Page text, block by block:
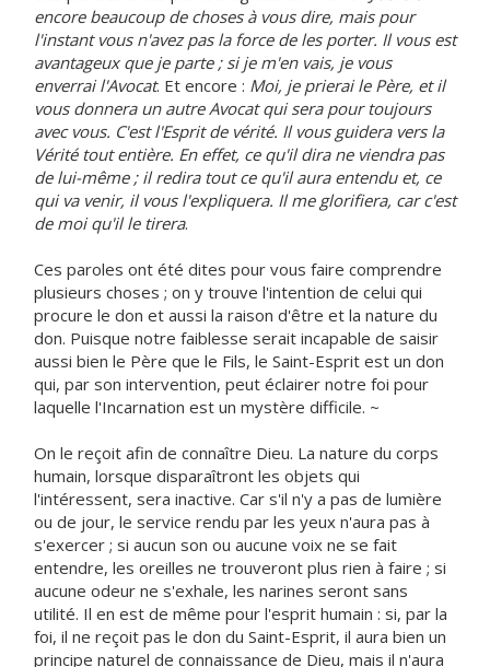
encore beaucoup de choses à vous dire, mais pour
l'instant vous n'avez pas la force de les porter. Il vous est
avantageux que je parte ; si je m'en vais, je vous
enverrai l'Avocat. Et encore : Moi, je prierai le Père, et il
vous donnera un autre Avocat qui sera pour toujours
avec vous. C'est l'Esprit de vérité. Il vous guidera vers la
Vérité tout entière. En effet, ce qu'il dira ne viendra pas
de lui-même ; il redira tout ce qu'il aura entendu et, ce
qui va venir, il vous l'expliquera. Il me glorifiera, car c'est
de moi qu'il le tirera.
Ces paroles ont été dites pour vous faire comprendre
plusieurs choses ; on y trouve l'intention de celui qui
procure le don et aussi la raison d'être et la nature du
don. Puisque notre faiblesse serait incapable de saisir
aussi bien le Père que le Fils, le Saint-Esprit est un don
qui, par son intervention, peut éclairer notre foi pour
laquelle l'Incarnation est un mystère difficile. ~
On le reçoit afin de connaître Dieu. La nature du corps
humain, lorsque disparaîtront les objets qui
l'intéressent, sera inactive. Car s'il n'y a pas de lumière
ou de jour, le service rendu par les yeux n'aura pas à
s'exercer ; si aucun son ou aucune voix ne se fait
entendre, les oreilles ne trouveront plus rien à faire ; si
aucune odeur ne s'exhale, les narines seront sans
utilité. Il en est de même pour l'esprit humain : si, par la
foi, il ne reçoit pas le don du Saint-Esprit, il aura bien un
principe naturel de connaissance de Dieu, mais il n'aura